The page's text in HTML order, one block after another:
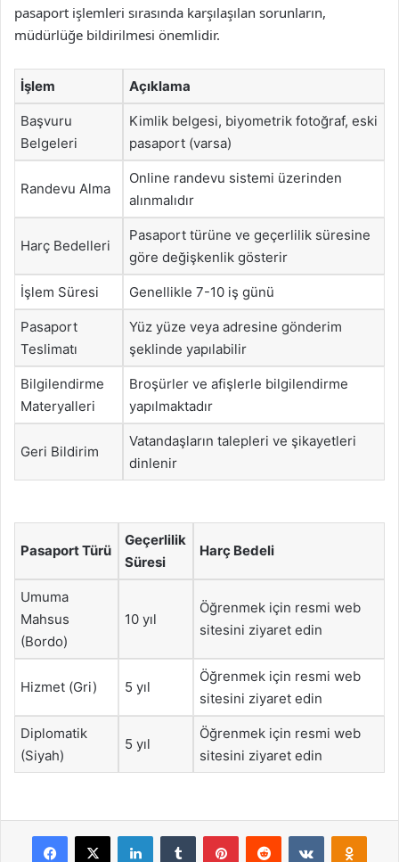
pasaport işlemleri sırasında karşılaşılan sorunların,
müdürlüğe bildirilmesi önemlidir.
İşlem Açıklama
Başvuru
Belgeleri
Kimlik belgesi, biyometrik fotoğraf, eski
pasaport (varsa)
Randevu Alma
Online randevu sistemi üzerinden
alınmalıdır
Harç Bedelleri
Pasaport türüne ve geçerlilik süresine
göre değişkenlik gösterir
İşlem Süresi Genellikle 7-10 iş günü
Pasaport
Teslimatı
Yüz yüze veya adresine gönderim
şeklinde yapılabilir
Bilgilendirme
Materyalleri
Broşürler ve afişlerle bilgilendirme
yapılmaktadır
Geri Bildirim
Vatandaşların talepleri ve şikayetleri
dinlenir
Pasaport Türü
Geçerlilik
Süresi
Harç Bedeli
Umuma
Mahsus
(Bordo)
10 yıl
Öğrenmek için resmi web
sitesini ziyaret edin
Hizmet (Gri) 5 yıl
Öğrenmek için resmi web
sitesini ziyaret edin
Diplomatik
(Siyah)
5 yıl
Öğrenmek için resmi web
sitesini ziyaret edin
Facebook
X LinkedInTumblr PinterestReddit VKontakte